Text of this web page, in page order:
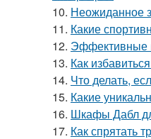
10. Неожиданное
11. Какие
12. Эффективные
13. Как
14. Что делать,
15. Какие
16. Шкафы Дабл
17. Как спрятать